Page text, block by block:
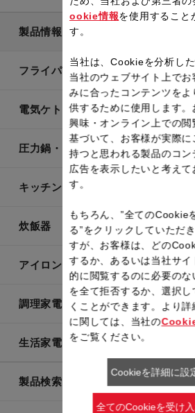
製品情報
フライパン・鍋
電気ケトル
圧力鍋・電気圧力鍋
キッチン用品
炊飯器
アイロン・衣類スチーマー
調理家電
生活家電
製品検索一覧
ookie情報を使用すること
す。
当社は、Cookieを分析した
当社のウェブサイト上でお
みに合ったコンテンツをよ
供するために使用します。
興味・オンライン上での閲
基づいて、お客様が実際に
持つと思われる製品のコン
広告を表示したいと考えて
す。
もちろん、”全てのCookie
る”をクリックしていただ
すが、お客様は、どの
するか、あるいは当社サイ
的に閲覧するのに必要の
を全て拒否するか、選択し
くことができます。より詳
に関しては、当社の
をご覧ください。
Cookieを詳細に設
全てのCookieを受け